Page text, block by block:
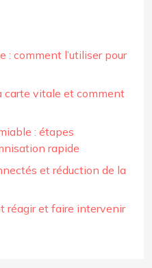
: comment l’utiliser pour
carte vitale et comment
: étapes
rapide
et réduction de la
réagir et faire intervenir